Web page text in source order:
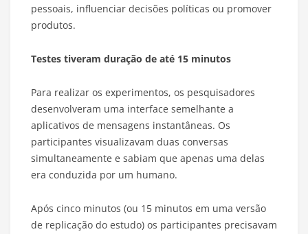
pessoais, influenciar decisões políticas ou promover
produtos.
Testes tiveram duração de até 15 minutos
Para realizar os experimentos, os pesquisadores
desenvolveram uma interface semelhante a
aplicativos de mensagens instantâneas. Os
participantes visualizavam duas conversas
simultaneamente e sabiam que apenas uma delas
era conduzida por um humano.
Após cinco minutos (ou 15 minutos em uma versão
de replicação do estudo) os participantes precisavam